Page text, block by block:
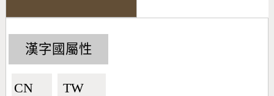
漢字國屬性
CN🇨🇳
TW🇹🇼